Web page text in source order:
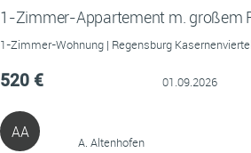
1-Zimmer-Wohnung | Regensburg
520 € 01.09.2026
AA
A. Altenhofen